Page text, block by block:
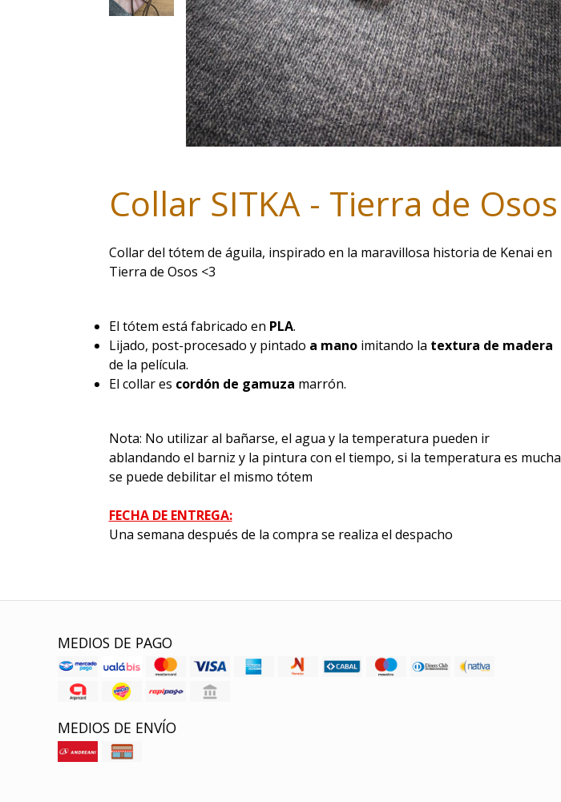
Collar SITKA - Tierra de Osos
Collar del tótem de águila, inspirado en la maravillosa historia de Kenai en
Tierra de Osos <3
El tótem está fabricado en PLA.
Lijado, post-procesado y pintado a mano imitando la textura de madera
de la película.
El collar es cordón de gamuza marrón.
Nota: No utilizar al bañarse, el agua y la temperatura pueden ir
ablandando el barniz y la pintura con el tiempo, si la temperatura es mucha
se puede debilitar el mismo tótem
FECHA DE ENTREGA:
Una semana después de la compra se realiza el despacho
MEDIOS DE PAGO
MEDIOS DE ENVÍO